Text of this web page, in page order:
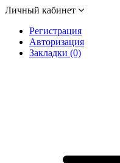
Личный кабинет
Регистрация
Авторизация
Закладки (0)